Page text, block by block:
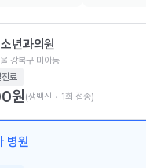
년과의원
강북구 미아동
료
원(생백신 • 1회 접종)
병원